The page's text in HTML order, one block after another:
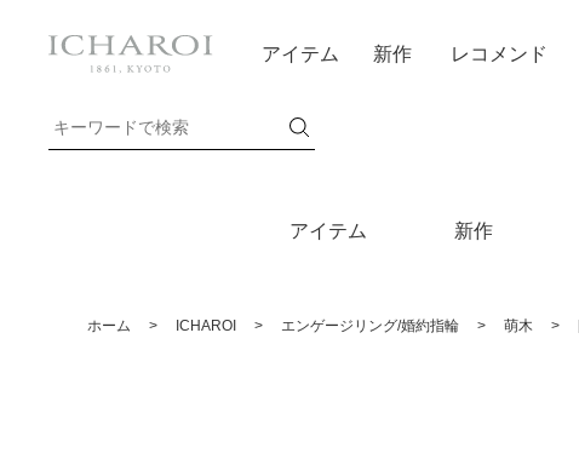
アイテム 新作
アイテム 新作 レコメンド
ホーム > ICHAROI > エンゲージリング/婚約指輪 > 萌木 >